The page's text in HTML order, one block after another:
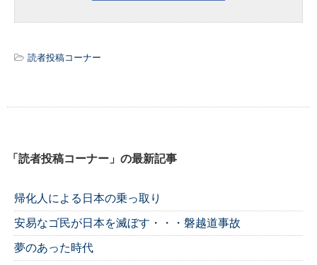
読者投稿コーナー
「読者投稿コーナー」の最新記事
帰化人による日本の乗っ取り
安易なゴ民が日本を滅ぼす・・・磐越道事故
夢のあった時代